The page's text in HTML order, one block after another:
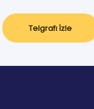
Telgrafı İzle